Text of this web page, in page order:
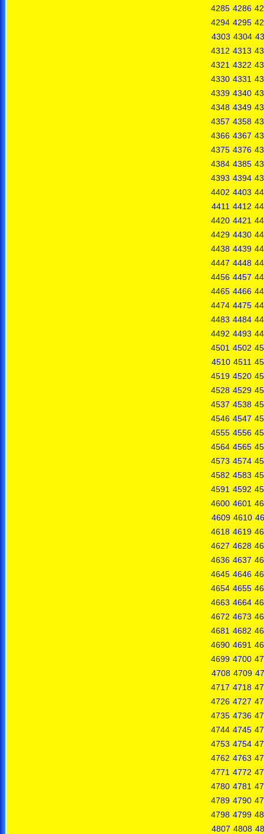
4285 4286
4294 4295
4303 4304
4312 4313
4321 4322
4330 4331
4339 4340
4348 4349
4357 4358
4366 4367
4375 4376
4384 4385
4393 4394
4402 4403
4411 4412
4420 4421
4429 4430
4438 4439
4447 4448
4456 4457
4465 4466
4474 4475
4483 4484
4492 4493
4501 4502
4510 4511
4519 4520
4528 4529
4537 4538
4546 4547
4555 4556
4564 4565
4573 4574
4582 4583
4591 4592
4600 4601
4609 4610
4618 4619
4627 4628
4636 4637
4645 4646
4654 4655
4663 4664
4672 4673
4681 4682
4690 4691
4699 4700
4708 4709
4717 4718
4726 4727
4735 4736
4744 4745
4753 4754
4762 4763
4771 4772
4780 4781
4789 4790
4798 4799
4807 4808